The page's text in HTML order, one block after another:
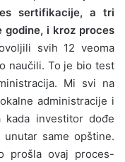
sertifikacije, a tri
godine, i kroz proces
svih 12 veoma
naučili. To je bio test
Mi svi na
administracije i
investitor dođe
same opštine.
prošla ovaj proces-